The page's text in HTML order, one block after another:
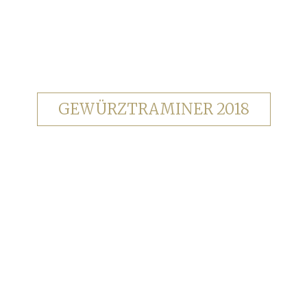
GEWÜRZTRAMINER 2018